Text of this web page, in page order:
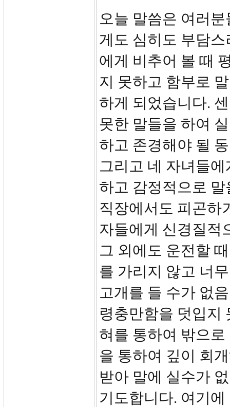
오늘 말씀은 여러
게도 심히도 부담
에게 비추어 볼 때
지 못하고 함부로
하게 되었습니다.
못한 말들을 하여
하고 존경해야 될
그리고 네 자녀들
하고 감정적으로
직장에서도 피곤하
자들에게 신경질적
그 외에도 운전할
를 가리지 않고 너
고개를 들 수가 없
령충만함을 덧입지
혀를 통하여 밖으
을 통하여 깊이 회
받아 말에 실수가
기도합니다. 여기